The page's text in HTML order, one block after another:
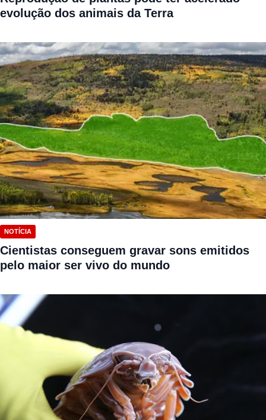
evolução dos animais da Terra
NOTÍCIA
Cientistas conseguem gravar sons emitidos
pelo maior ser vivo do mundo